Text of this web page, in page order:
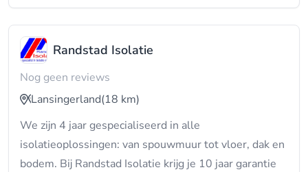
Randstad Isolatie
Nog geen reviews
Lansingerland(18 km)
We zijn 4 jaar gespecialiseerd in alle
isolatieoplossingen: van spouwmuur tot vloer, dak en
bodem. Bij Randstad Isolatie krijg je 10 jaar garantie